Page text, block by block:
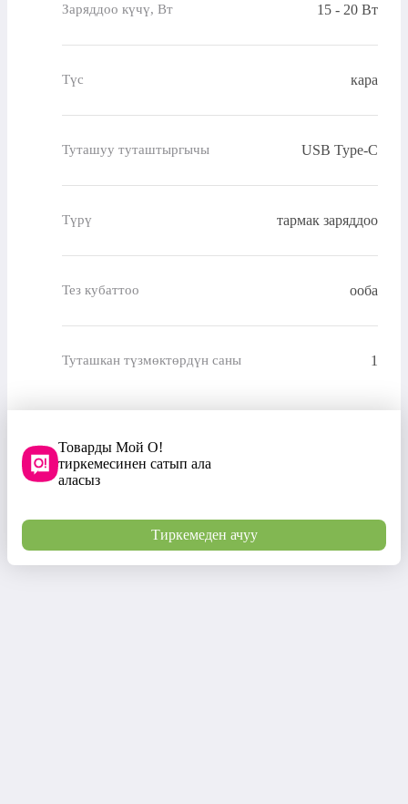
Заряддоо күчү, Вт 15 - 20 Вт
Түс кара
Туташуу туташтыргычы USB Type-C
Түрү тармак заряддоо
Тез кубаттоо ооба
Туташкан түзмөктөрдүн саны 1
Товарды Мой О!
тиркемесинен сатып ала
аласыз
Тиркемеден ачуу